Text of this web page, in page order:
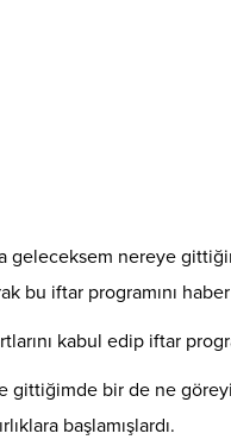
geleceksem nereye
bu iftar programını
kabul edip iftar
gittiğimde bir de ne
başlamışlardı.